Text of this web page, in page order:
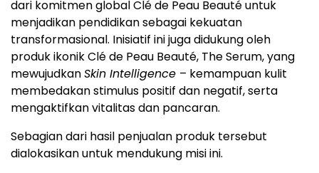
dari komitmen global Clé de Peau Beauté untuk
menjadikan pendidikan sebagai kekuatan
transformasional. Inisiatif ini juga didukung oleh
produk ikonik Clé de Peau Beauté, The Serum, yang
mewujudkanSkin Intelligence – kemampuan kulit
membedakan stimulus positif dan negatif, serta
mengaktifkan vitalitas dan pancaran.
Sebagian dari hasil penjualan produk tersebut
dialokasikan untuk mendukung misi ini.